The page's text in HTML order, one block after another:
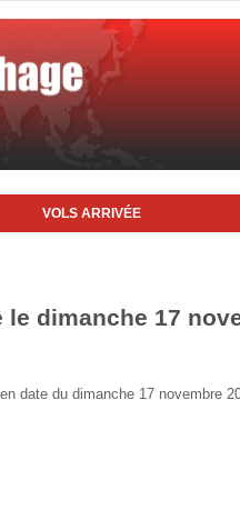
VOLS ARRIVÉE
dimanche 17
date du dimanche 17 novembre